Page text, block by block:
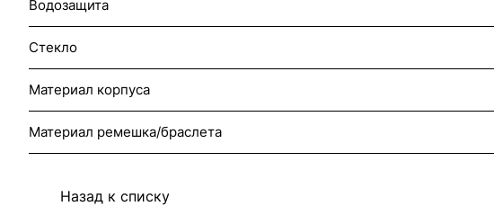
Водозащита
Стекло
Материал корпуса
Материал ремешка/браслета
Назад к списку